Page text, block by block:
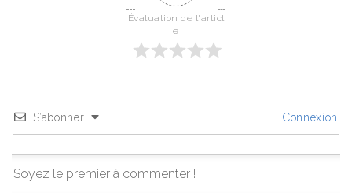
Évaluation de l'articl
e
S’abonner Connexion